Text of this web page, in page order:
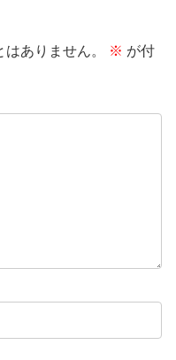
ありません。 ※ が付